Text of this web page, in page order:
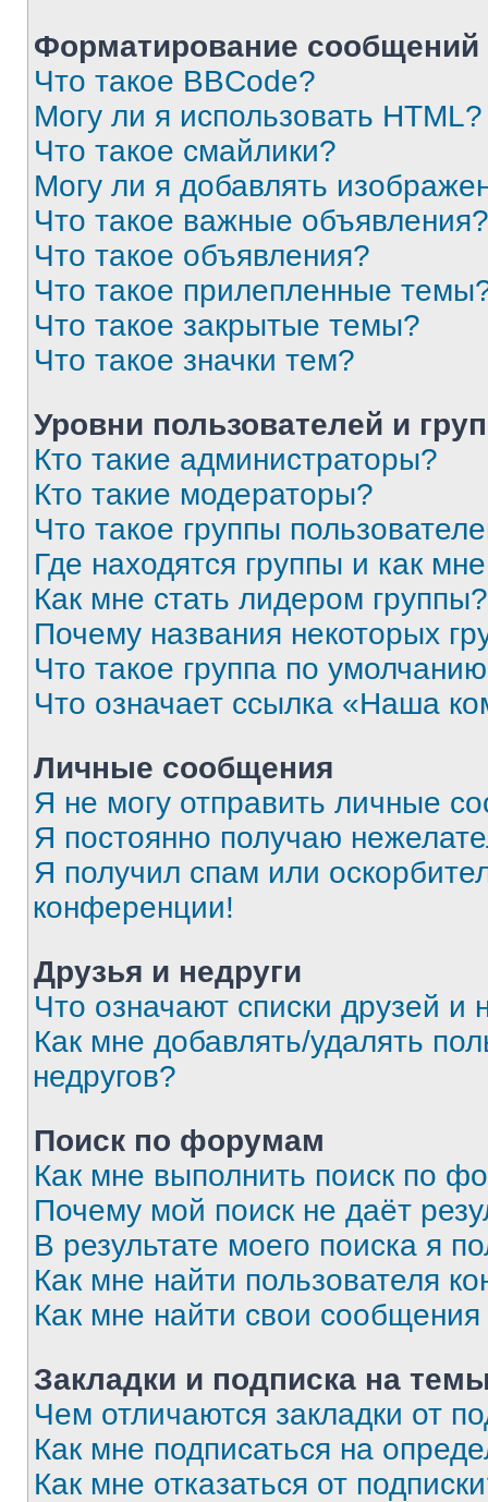
Форматирование
Что такое BBCode?
Могу ли я использовать HTML?
Что такое смайлики?
Могу ли я добавлять
Что такое важные объявления?
Что такое объявления?
Что такое прилепленные
Что такое закрытые темы?
Что такое значки тем?
Уровни пользователей и
Кто такие администраторы?
Кто такие модераторы?
Что такое группы
Где находятся группы и как
Как мне стать лидером группы?
Почему названия некоторых
Что такое группа по
Что означает ссылка «Наша
Личные сообщения
Я не могу отправить личные
Я постоянно получаю
Я получил спам или
конференции!
Друзья и недруги
Что означают списки друзей и
Как мне добавлять/удалять
недругов?
Поиск по форумам
Как мне выполнить поиск по
Почему мой поиск не даёт
В результате моего поиска я
Как мне найти пользователя
Как мне найти свои
Закладки и подписка на
Чем отличаются закладки от
Как мне подписаться на
Как мне отказаться от